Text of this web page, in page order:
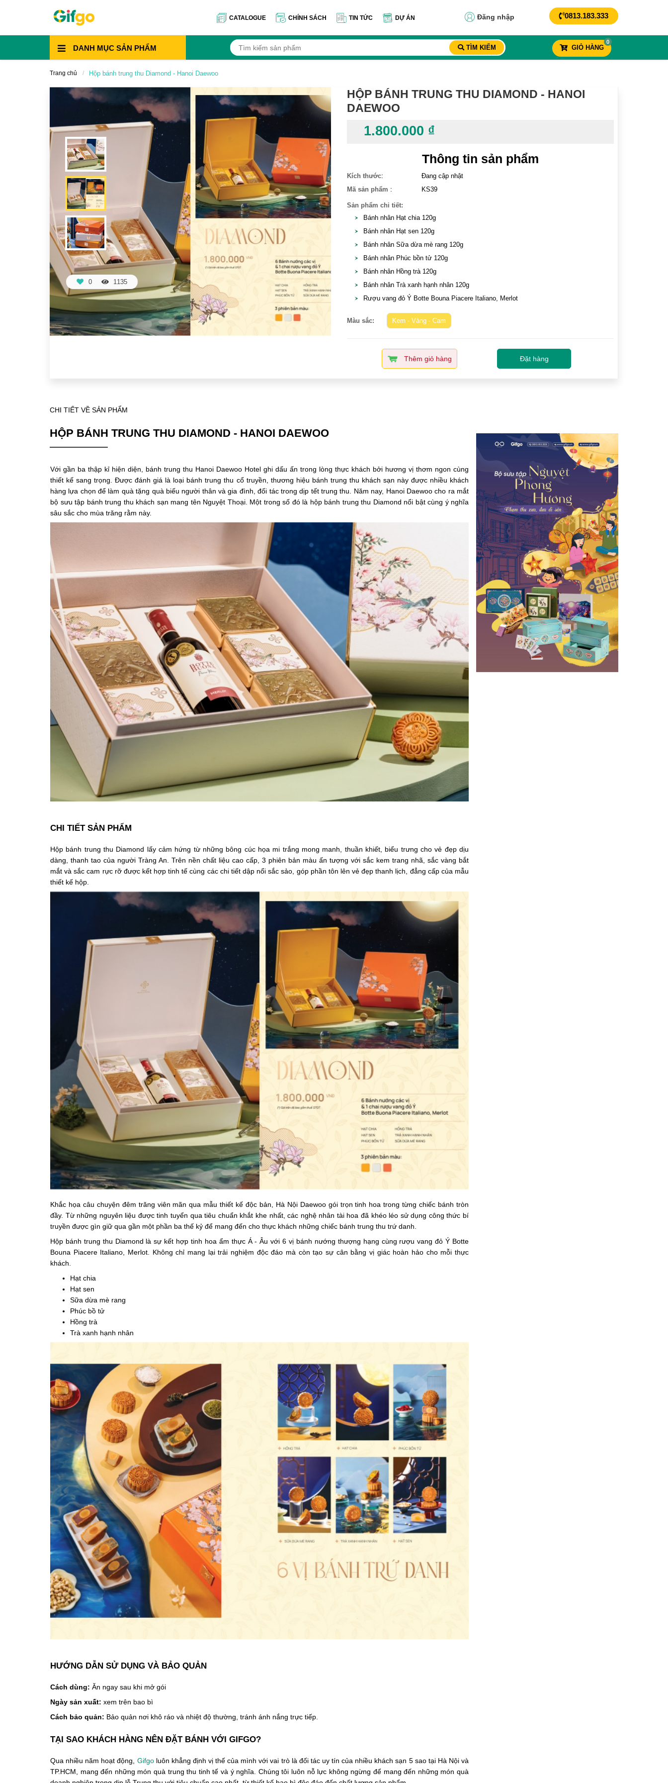
CATALOGUE CHÍNH SÁCH TIN TỨC DỰ ÁN Đăng nhập 0813.183.333
DANH MỤC SẢN PHẨM TÌM KIẾM GIỎ HÀNG
0
Trang chủ Hộp bánh trung thu Diamond - Hanoi Daewoo
0 1135
HỘP BÁNH TRUNG THU DIAMOND - HANOI
DAEWOO
1.800.000 ₫
Thông tin sản phẩm
Kích thước:
Đang cập nhật
Mã sản phẩm : KS39
Sản phẩm chi tiết:
Bánh nhân Hạt chia 120g
Bánh nhân Hạt sen 120g
Bánh nhân Sữa dừa mè rang 120g
Bánh nhân Phúc bồn tử 120g
Bánh nhân Hồng trà 120g
Bánh nhân Trà xanh hạnh nhân 120g
Rượu vang đỏ Ý Botte Bouna Piacere Italiano, Merlot
Màu sắc: Kem - Vàng - Cam
Thêm giỏ hàng Đặt hàng
CHI TIẾT VỀ SẢN PHẨM
HỘP BÁNH TRUNG THU DIAMOND - HANOI DAEWOO
Với gần ba thập kỉ hiện diện, bánh trung thu Hanoi Daewoo Hotel ghi dấu ấn trong lòng thực khách bởi hương vị thơm ngon cùng
thiết kế sang trọng. Được đánh giá là loại bánh trung thu cổ truyền, thương hiệu bánh trung thu khách sạn này được nhiều khách
hàng lựa chọn để làm quà tặng quà biếu người thân và gia đình, đối tác trong dịp tết trung thu. Năm nay, Hanoi Daewoo cho ra mắt
bộ sưu tập bánh trung thu khách sạn mang tên Nguyệt Thoại. Một trong số đó là hộp bánh trung thu Diamond nổi bật cùng ý nghĩa
sâu sắc cho mùa trăng rằm này.
CHI TIẾT SẢN PHẨM
Hộp bánh trung thu Diamond lấy cảm hứng từ những bông cúc họa mi trắng mong manh, thuần khiết, biểu trưng cho vẻ đẹp dịu
dàng, thanh tao của người Tràng An. Trên nền chất liệu cao cấp, 3 phiên bản màu ấn tượng với sắc kem trang nhã, sắc vàng bắt
mắt và sắc cam rực rỡ được kết hợp tinh tế cùng các chi tiết dập nổi sắc sảo, góp phần tôn lên vẻ đẹp thanh lịch, đẳng cấp của mẫu
thiết kế hộp.
Khắc họa câu chuyện đêm trăng viên mãn qua mẫu thiết kế độc bản, Hà Nội Daewoo gói trọn tinh hoa trong từng chiếc bánh tròn
đầy. Từ những nguyên liệu được tinh tuyển qua tiêu chuẩn khắt khe nhất, các nghệ nhân tài hoa đã khéo léo sử dụng công thức bí
truyền được gìn giữ qua gần một phần ba thế kỷ để mang đến cho thực khách những chiếc bánh trung thu trứ danh.
Hộp bánh trung thu Diamond là sự kết hợp tinh hoa ẩm thực Á - Âu với 6 vị bánh nướng thượng hạng cùng rượu vang đỏ Ý Botte
Bouna Piacere Italiano, Merlot. Không chỉ mang lại trải nghiệm độc đáo mà còn tạo sự cân bằng vị giác hoàn hảo cho mỗi thực
khách.
Hạt chia
Hạt sen
Sữa dừa mè rang
Phúc bồ tử
Hồng trà
Trà xanh hạnh nhân
HƯỚNG DẪN SỬ DỤNG VÀ BẢO QUẢN
Cách dùng: Ăn ngay sau khi mở gói
Ngày sản xuất: xem trên bao bì
Cách bảo quản: Bảo quản nơi khô ráo và nhiệt độ thường, tránh ánh nắng trực tiếp.
TẠI SAO KHÁCH HÀNG NÊN ĐẶT BÁNH VỚI GIFGO?
Qua nhiều năm hoạt động, Gifgoluôn khẳng định vị thế của mình với vai trò là đối tác uy tín của nhiều khách sạn 5 sao tại Hà Nội và
TP.HCM, mang đến những món quà trung thu tinh tế và ý nghĩa. Chúng tôi luôn nỗ lực không ngừng để mang đến những món quà